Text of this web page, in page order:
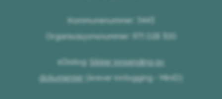
Kommunenummer: 3443
Organisasjonsnummer: 971 028 300
eDialog: Sikker innsending av
dokumenter
(krever innlogging - MinID)